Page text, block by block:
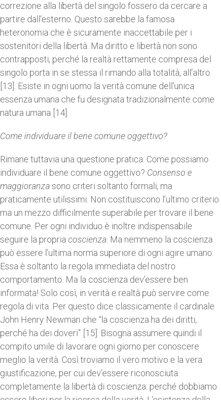
correzione alla libertà del singolo fossero da cercare a
partire dall’esterno. Questo sarebbe la famosa
heteronomia che è sicuramente inaccettabile per i
sostenitori della libertà. Ma diritto e libertà non sono
contrapposti, perché la realtà rettamente compresa del
singolo porta in se stessa il rimando alla totalità, all’altro
[13]. Esiste in ogni uomo la verità comune dell’unica
essenza umana che fu designata tradizionalmente come
natura umana [14].
Come individuare il bene comune oggettivo?
Rimane tuttavia una questione pratica: Come possiamo
individuare il bene comune oggettivo? Consenso e
maggioranzasono criteri soltanto formali, ma
praticamente utilissimi. Non costituiscono l’ultimo criterio
ma un mezzo difficilmente superabile per trovare il bene
comune. Per ogni individuo è inoltre indispensabile
seguire la propria coscienza . Ma nemmeno la coscienza
può essere l’ultima norma superiore di ogni agire umano.
Essa è soltanto la regola immediata del nostro
comportamento. Ma la coscienza dev’essere ben
informata! Solo così, in verità e realtà può servire come
regola di vita. Per questo dice classicamente il cardinale
John Henry Newman che “la coscienza ha dei diritti,
perché ha dei doveri” [15]. Bisogna assumere quindi il
compito umile di lavorare ogni giorno per conoscere
meglio la verità. Così troviamo il vero motivo e la vera
giustificazione, per cui dev’essere riconosciuta
completamente la libertà di coscienza: perché dobbiamo